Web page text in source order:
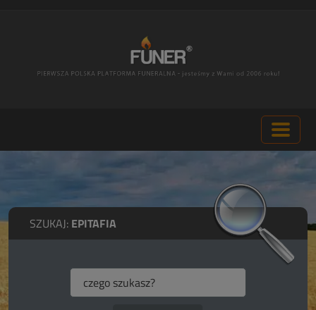
SZUKAJ: EPITAFIA